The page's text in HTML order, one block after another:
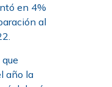
en 4%
al
año la